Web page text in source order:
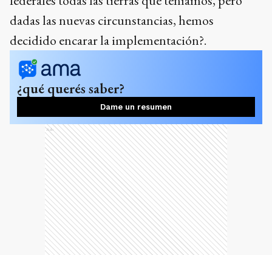
dadas las nuevas circunstancias, hemos
decidido encarar la implementación?.
¿qué querés saber?
Dame un resumen
Ads